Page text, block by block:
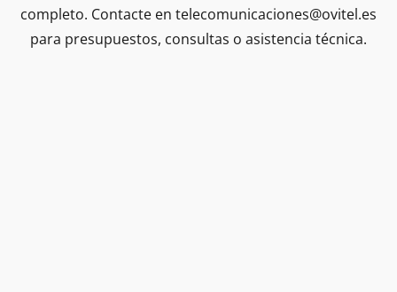
completo. Contacte en telecomunicaciones@ovitel.es
para presupuestos, consultas o asistencia técnica.